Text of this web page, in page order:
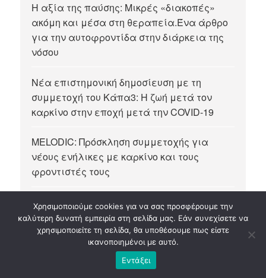
Η αξία της παύσης: Μικρές «διακοπές»
ακόμη και μέσα στη θεραπεία.Ένα άρθρο
για την αυτοφροντίδα στην διάρκεια της
νόσου
Νέα επιστημονική δημοσίευση με τη
συμμετοχή του Κάπα3: Η ζωή μετά τον
καρκίνο στην εποχή μετά την COVID-19
MELODIC: Πρόσκληση συμμετοχής για
νέους ενήλικες με καρκίνο και τους
φροντιστές τους
Νέο Μητρώο Παροχών Αναπηρίας: Τι
Αλλάζει Και Πώς Διευκολύνονται Οι
Πολίτες Και Τα Άτομα Με Αναπηρία.
Χρησιμοποιούμε cookies για να σας προσφέρουμε την
καλύτερη δυνατή εμπειρία στη σελίδα μας. Εάν συνεχίσετε να
χρησιμοποιείτε τη σελίδα, θα υποθέσουμε πως είστε
ικανοποιημένοι με αυτό.
Εντάξει